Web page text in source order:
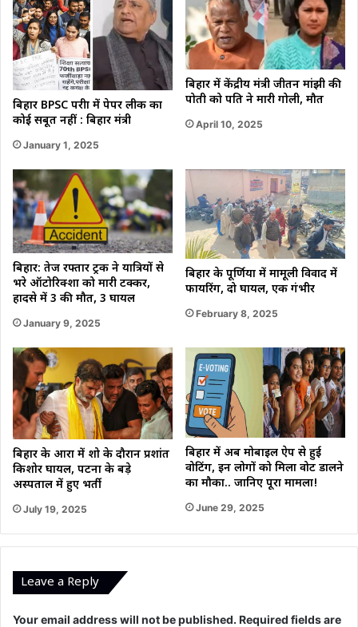
बिहार BPSC परीक्षा में पेपर लीक का
कोई सबूत नहीं : बिहार मंत्री
January 1, 2025
बिहार में केंद्रीय मंत्री जीतन मांझी की
पोती को पति ने मारी गोली, मौत
April 10, 2025
बिहार: तेज रफ्तार ट्रक ने यात्रियों से
भरे ऑटोरिक्शा को मारी टक्कर,
हादसे में 3 की मौत, 3 घायल
January 9, 2025
बिहार के पूर्णिया में मामूली विवाद में
फायरिंग, दो घायल, एक गंभीर
February 8, 2025
बिहार के आरा में शो के दौरान प्रशांत
किशोर घायल, पटना के बड़े
अस्पताल में हुए भर्ती
July 19, 2025
बिहार में अब मोबाइल ऐप से हुई
वोटिंग, इन लोगों को मिला वोट डालने
का मौका.. जानिए पूरा मामला!
June 29, 2025
Leave a Reply
Your email address will not be published. Required fields are